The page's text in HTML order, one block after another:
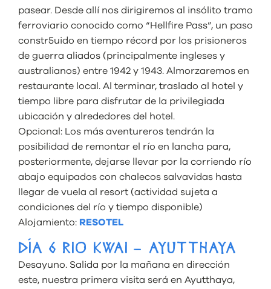
pasear. Desde allí nos dirigiremos al insólito tramo
ferroviario conocido como “Hellfire Pass”, un paso
constr5uido en tiempo récord por los prisioneros
de guerra aliados (principalmente ingleses y
australianos) entre 1942 y 1943. Almorzaremos en
restaurante local. Al terminar, traslado al hotel y
tiempo libre para disfrutar de la privilegiada
ubicación y alrededores del hotel.
Opcional: Los más aventureros tendrán la
posibilidad de remontar el río en lancha para,
posteriormente, dejarse llevar por la corriendo río
abajo equipados con chalecos salvavidas hasta
llegar de vuela al resort (actividad sujeta a
condiciones del río y tiempo disponible)
Alojamiento: RESOTEL
DÍA 6 RIO KWAI – AYUTTHAYA
Desayuno. Salida por la mañana en dirección
este, nuestra primera visita será en Ayutthaya,